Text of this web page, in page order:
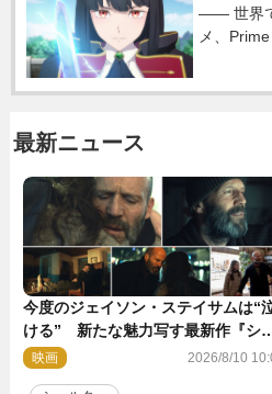
―― 世界
メ、
最新ニュース
今度のジェイソン・ステイサムは“
ける” 新たな魅力写す最新作『シ
ルター』場面写真解禁
映画 2026/8/10